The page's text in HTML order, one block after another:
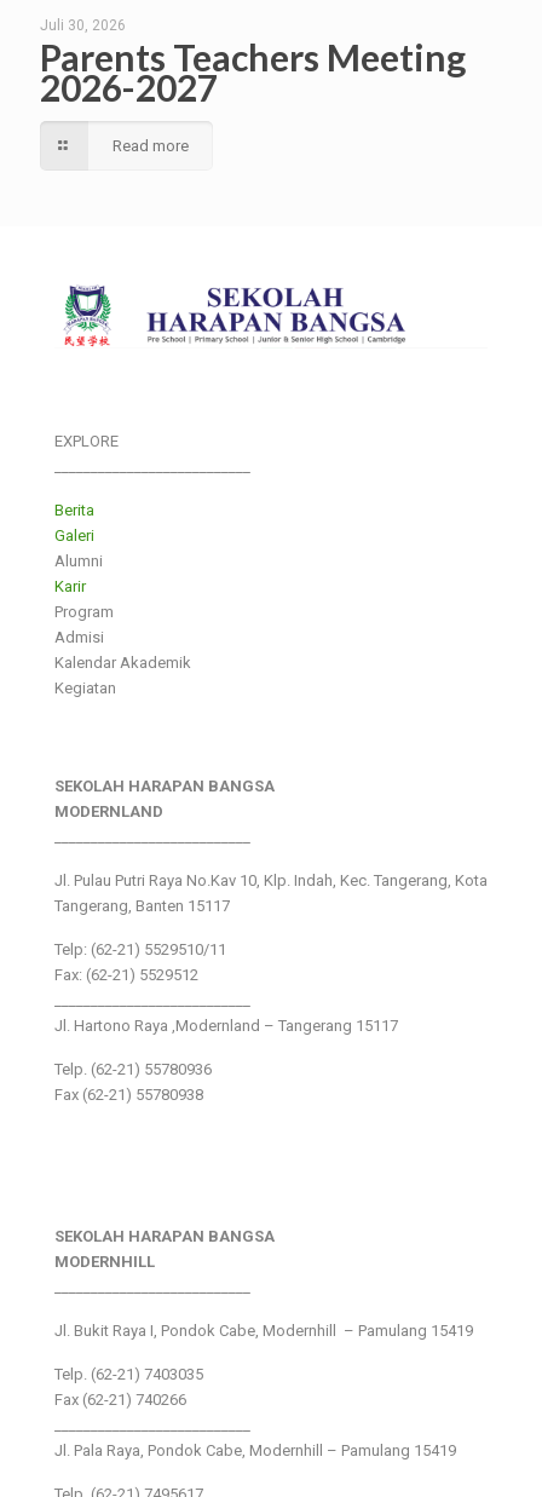
Juli 30, 2026
Parents Teachers Meeting
2026-2027
Read more
EXPLORE
Berita
Galeri
Alumni
Karir
Program
Admisi
Kalendar Akademik
Kegiatan
SEKOLAH HARAPAN BANGSA
MODERNLAND
Jl. Pulau Putri Raya No.Kav 10, Klp. Indah, Kec. Tangerang, Kota
Tangerang, Banten 15117
Telp: (62-21) 5529510/11
Fax: (62-21) 5529512
Jl. Hartono Raya ,Modernland – Tangerang 15117
Telp. (62-21) 55780936
Fax (62-21) 55780938
SEKOLAH HARAPAN BANGSA
MODERNHILL
Jl. Bukit Raya I, Pondok Cabe, Modernhill – Pamulang 15419
Telp. (62-21) 7403035
Fax (62-21) 740266
Jl. Pala Raya, Pondok Cabe, Modernhill – Pamulang 15419